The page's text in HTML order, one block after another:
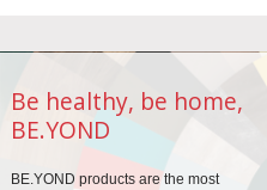
Be healthy, be home,
BE.YOND
BE.YOND products are the most